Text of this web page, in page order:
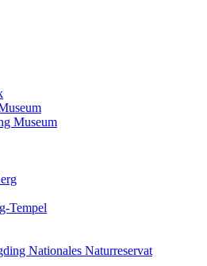
Museum
Tempel
Nationales Naturreservat